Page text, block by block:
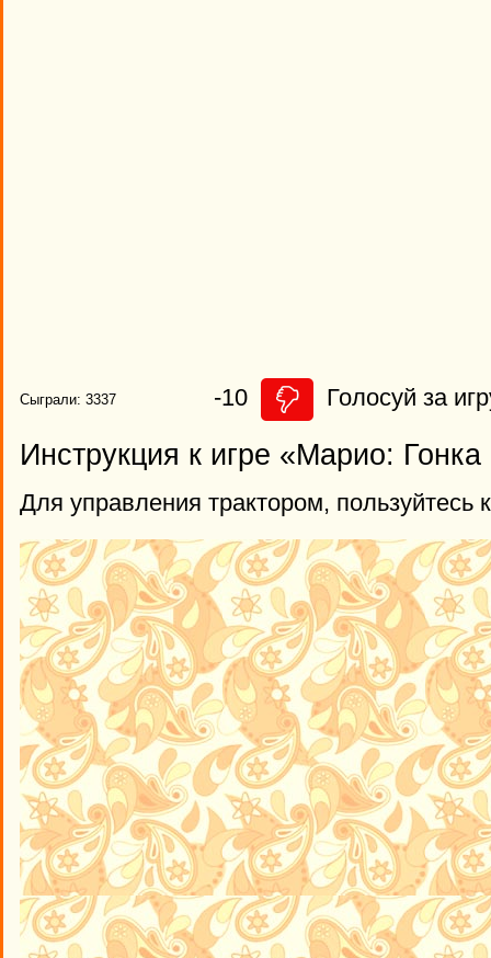
Сыграли: 3337 -10 Голосуй за
Инструкция к игре «Марио: Гонка
Для управления трактором, пользуйтесь